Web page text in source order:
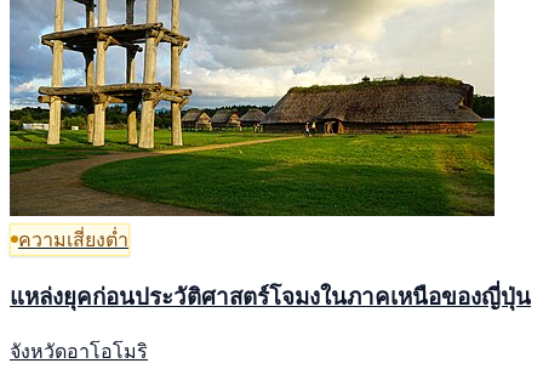
ความเสี่ยงต่ำ
แหล่งยุคก่อนประวัติศาสตร์โจมงในภาคเหนือของญี่ปุ่น
จังหวัดอาโอโมริ